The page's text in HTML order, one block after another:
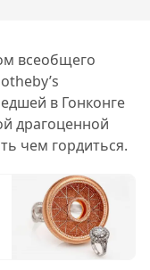
всеобщего
в Гонконге
драгоценной
чем гордиться.